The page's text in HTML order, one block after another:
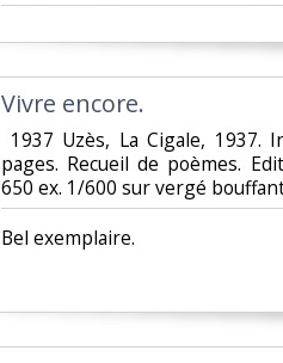
‎Vivre encore.‎
1937 Uzès, La Cigale,
pages. Recueil de poèmes.
650 ex. 1/600 sur vergé
‎Bel exemplaire. ‎